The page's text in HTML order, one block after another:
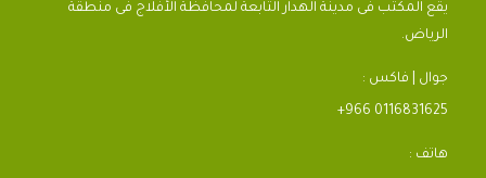
يقع المكتب فى مدينة الهدار التابعة لمحافظة الأفلاج فى منطقة
الرياض.
جوال | فاكس :
+966 0116831625
هاتف :